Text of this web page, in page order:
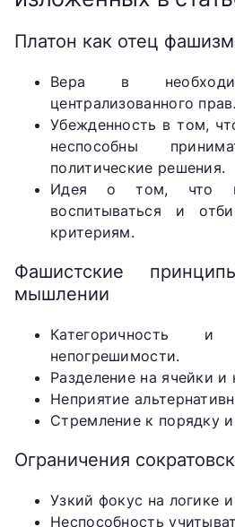
Платон как отец
Вера в
централизованного
Убежденность в том,
неспособны
политические решения.
Идея о том, что
воспитываться и
критериям.
Фашистские
мышлении
Категоричность
непогрешимости.
Разделение на ячейки и
Неприятие
Стремление к порядку
Ограничения
Узкий фокус на логике
Неспособность